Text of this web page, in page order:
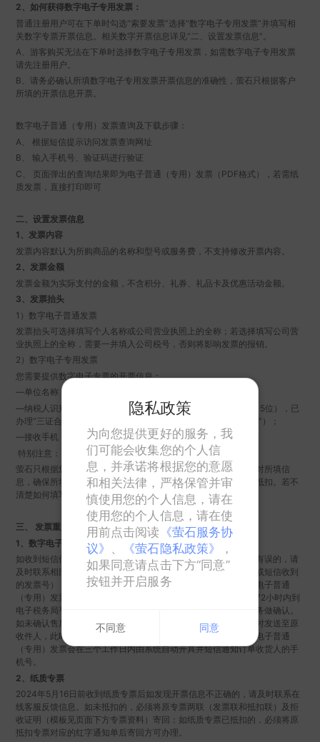
2、如何获得数字电子专用发票：
普通注册用户可在下单时勾选“索要发票”选择“数字电子专用发票”并填写相
关数字专票开票信息。相关数字开票信息详见“二、设置发票信息”。
A、游客购买无法在下单时选择数字电子专用发票，如需数字电子专用发票
请先注册用户。
B、请务必确认所填数字电子专用发票开票信息的准确性，萤石只根据客户
所填的开票信息开票。
数字电子普通（专用）发票查询及下载步骤：
A、 根据短信提示访问发票查询网址
B、 输入手机号、验证码进行验证
C、 页面弹出的查询结果即为电子普通（专用）发票（PDF格式），若需纸
质发票，直接打印即可
二、设置发票信息
1、发票内容
发票内容默认为所购商品的名称和型号或服务费，不支持修改开票内容。
2、发票金额
发票金额为实际支付的金额，不含积分、礼券、礼品卡及优惠活动金额。
3、发票抬头
1）数字电子普通发票
发票抬头可选择填写个人名称或公司营业执照上的全称；若选择填写公司营
业执照上的全称，需要一并填入公司税号，否则将影响发票的报销。
2）数字电子专用发票
您需要提供数字电子专票的开票信息：
—单位名称（必须是您公司营业执照上的全称）；
—纳税人识别号（必须是您公司《税务登记证》的编号，一般为15位），已
办理“三证合一”的公司为《营业执照》中18位“统一社会信用代码”）；
—接收手机（请提供能够接收数字发票的有效电话）；
特别注意：
萤石只根据您输入的信息开具数字电子专用发票，请务必认真校对所填信
息，确保所填开票信息的真实、准确性，否则将影响发票的认证抵扣。若不
清楚如何填写请咨询贵公司的财务部门。
三、 发票重开规定
1、数字电子普通（专用）发票
如收到短信信息后，发现数字电子普通（专用）发票的抬头信息有误的，请
及时联系相应购买平台的在线客服，提供原错误抬头相关信息（或短信收到
的发票号）；萤石会及时冲销原错误信息发票（如原错误的数字电子普通
（专用）发票已抵扣或已核销过账，系统红冲发票申请后，需要72小时内到
电子税务局平台上做红字确认单的确认处理，请及时联系您的财务做确认。
如未确认售后会联系通知确认，请配合处理），冲销的短信会同时发送至原
收件人，此时原错误发票无效且无法作为报销凭证，正确的数字电子普通
（专用）发票会在三个工作日内由系统自动开具并短信通知订单收货人的手
机号。
2、纸质专票
2024年5月16日前收到纸质专票后如发现开票信息不正确的，请及时联系在
线客服反馈信息。如未抵扣的，必须将原专票两联（发票联和抵扣联）及拒
收证明（模板见页面下方专票资料）寄回；如纸质专票已抵扣的，必须将原
抵扣专票对应的红字通知单后寄回方可办理。
隐私政策
为向您提供更好的服务，我
们可能会收集您的个人信
息，并承诺将根据您的意愿
和相关法律，严格保管并审
慎使用您的个人信息，请在
使用您的个人信息，请在使
用前点击阅读 《萤石服务协
议》 、 《萤石隐私政策》
，
如果同意请点击下方“同意”
按钮并开启服务
不同意 同意